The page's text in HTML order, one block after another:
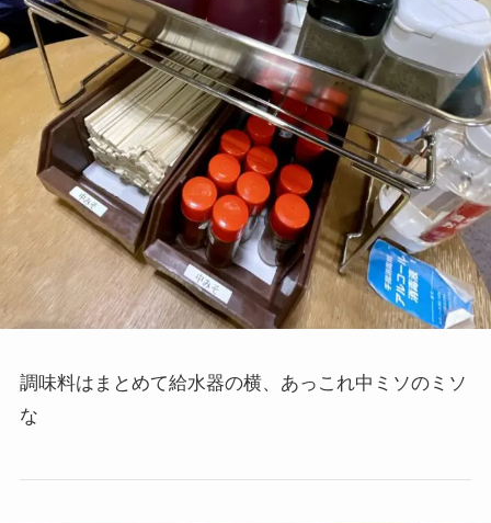
調味料はまとめて給水器の横、あっこれ中ミソのミソ
な